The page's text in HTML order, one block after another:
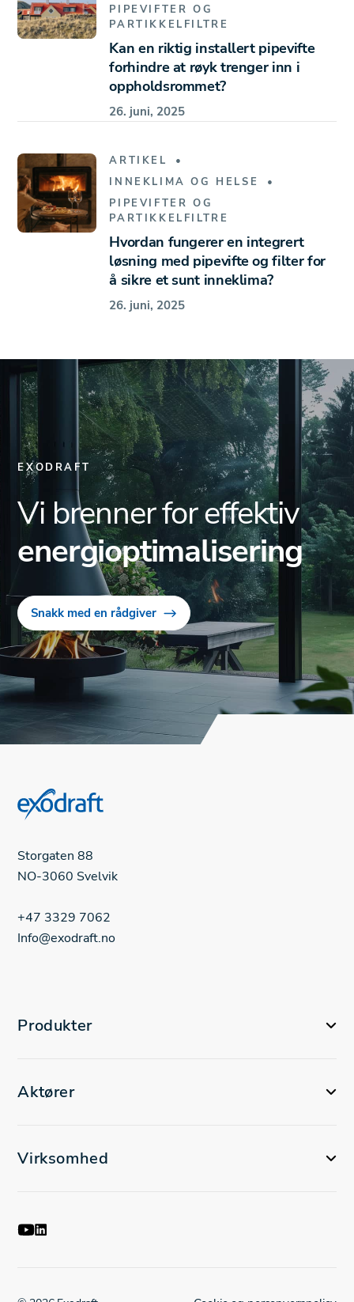
PIPEVIFTER OG
PARTIKKELFILTRE
Kan en riktig installert pipevifte
forhindre at røyk trenger inn i
oppholdsrommet?
26. juni, 2025
ARTIKEL
INNEKLIMA OG HELSE
PIPEVIFTER OG
PARTIKKELFILTRE
Hvordan fungerer en integrert
løsning med pipevifte og filter for
å sikre et sunt inneklima?
26. juni, 2025
EXODRAFT
Vi brenner for effektiv
energioptimalisering
Snakk med en rådgiver
Storgaten 88
NO-3060 Svelvik
+47 3329 7062
Info@exodraft.no
Produkter
Aktører
Virksomhed